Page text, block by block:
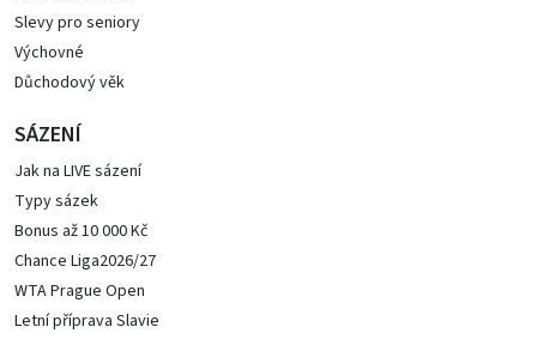
Slevy pro seniory
Výchovné
Důchodový věk
SÁZENÍ
Jak na LIVE sázení
Typy sázek
Bonus až 10 000 Kč
Chance Liga2026/27
WTA Prague Open
Letní příprava Slavie